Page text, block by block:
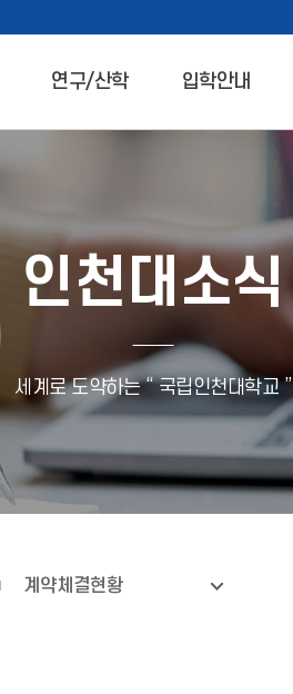
연구/산학 입학안내
인천대소식
세계로 도약하는 “ 국립인천대학교 ”
계약체결현황